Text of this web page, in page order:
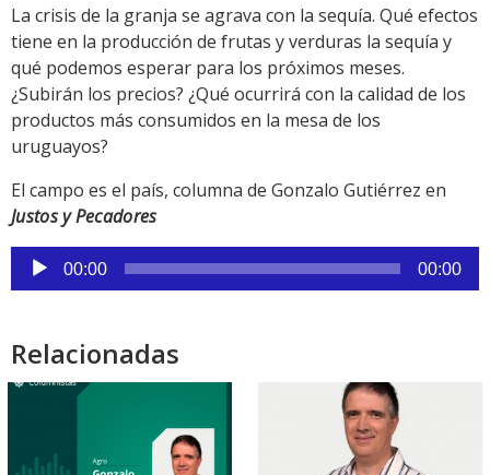
Link
La crisis de la granja se agrava con la sequía. Qué efectos
tiene en la producción de frutas y verduras la sequía y
qué podemos esperar para los próximos meses.
¿Subirán los precios? ¿Qué ocurrirá con la calidad de los
productos más consumidos en la mesa de los
uruguayos?
El campo es el país, columna de Gonzalo Gutiérrez en
Justos y Pecadores
Reproductor
de
00:00 00:00
Relacionadas